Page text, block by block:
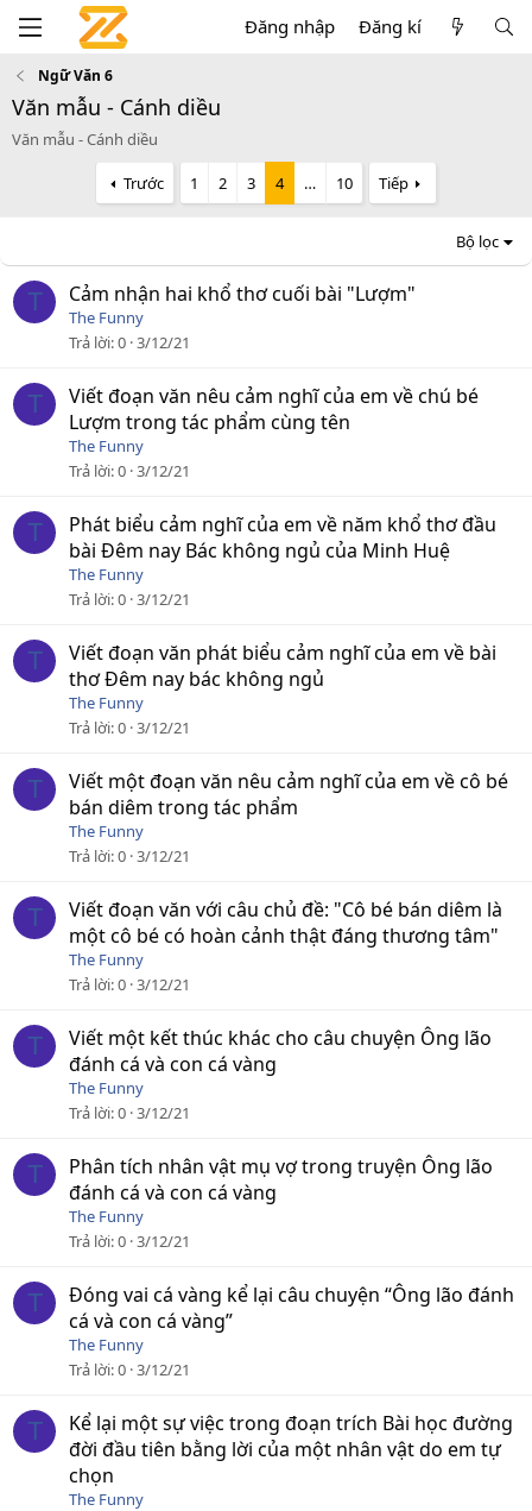
Đăng nhập Đăng kí
Ngữ Văn 6
Văn mẫu - Cánh diều
Văn mẫu - Cánh diều
Trước 1 2 3 4 … 10 Tiếp
Bộ lọc
T Cảm nhận hai khổ thơ cuối bài "Lượm"
The Funny
Trả lời 0 3/12/21
T
Viết đoạn văn nêu cảm nghĩ của em về chú bé
Lượm trong tác phẩm cùng tên
The Funny
Trả lời 0 3/12/21
T
Phát biểu cảm nghĩ của em về năm khổ thơ đầu
bài Đêm nay Bác không ngủ của Minh Huệ
The Funny
Trả lời 0 3/12/21
T
Viết đoạn văn phát biểu cảm nghĩ của em về bài
thơ Đêm nay bác không ngủ
The Funny
Trả lời 0 3/12/21
T
Viết một đoạn văn nêu cảm nghĩ của em về cô bé
bán diêm trong tác phẩm
The Funny
Trả lời 0 3/12/21
T
Viết đoạn văn với câu chủ đề: "Cô bé bán diêm là
một cô bé có hoàn cảnh thật đáng thương tâm"
The Funny
Trả lời 0 3/12/21
T
Viết một kết thúc khác cho câu chuyện Ông lão
đánh cá và con cá vàng
The Funny
Trả lời 0 3/12/21
T
Phân tích nhân vật mụ vợ trong truyện Ông lão
đánh cá và con cá vàng
The Funny
Trả lời 0 3/12/21
T
Đóng vai cá vàng kể lại câu chuyện “Ông lão đánh
cá và con cá vàng”
The Funny
Trả lời 0 3/12/21
T
Kể lại một sự việc trong đoạn trích Bài học đường
đời đầu tiên bằng lời của một nhân vật do em tự
chọn
The Funny